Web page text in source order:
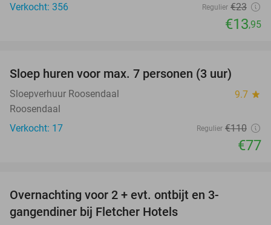
Verkocht: 356
Regulier €23
€13,95
Sloep huren voor max. 7 personen (3 uur)
Sloepverhuur Roosendaal 9.7 star
Roosendaal
Verkocht: 17
Regulier €110
€77
Overnachting voor 2 + evt. ontbijt en 3-
gangendiner bij Fletcher Hotels